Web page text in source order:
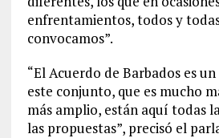
enfrentamientos, todos y
convocamos”.
“El Acuerdo de Barbados es
este conjunto, que es mucho
más amplio, están aquí todas
las propuestas”, precisó el